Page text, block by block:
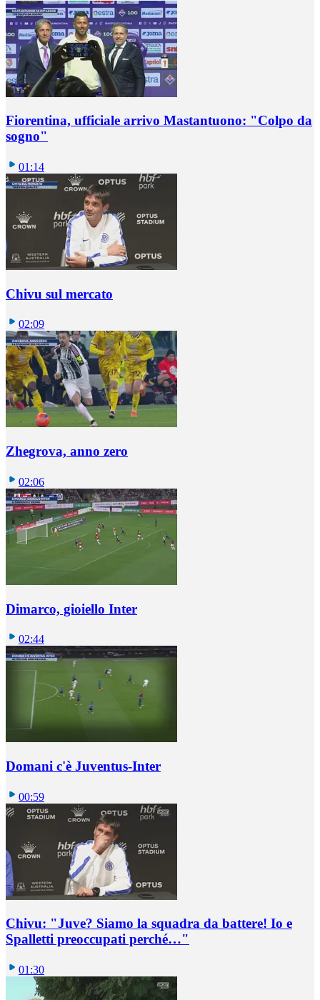
Fiorentina, ufficiale arrivo Mastantuono: "Colpo da
sogno"
01:14
Chivu sul mercato
02:09
Zhegrova, anno zero
02:06
Dimarco, gioiello Inter
02:44
Domani c'è Juventus-Inter
00:59
Chivu: "Juve? Siamo la squadra da battere! Io e
Spalletti preoccupati perché…"
01:30